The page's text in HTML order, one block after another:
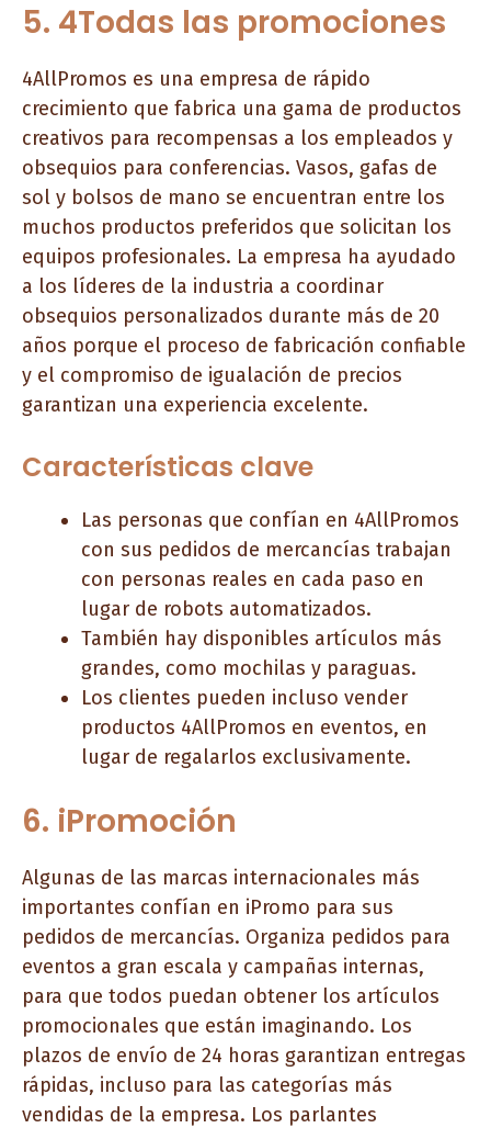
5. 4Todas las promociones
4AllPromos es una empresa de rápido
crecimiento que fabrica una gama de productos
creativos para recompensas a los empleados y
obsequios para conferencias. Vasos, gafas de
sol y bolsos de mano se encuentran entre los
muchos productos preferidos que solicitan los
equipos profesionales. La empresa ha ayudado
a los líderes de la industria a coordinar
obsequios personalizados durante más de 20
años porque el proceso de fabricación confiable
y el compromiso de igualación de precios
garantizan una experiencia excelente.
Características clave
Las personas que confían en 4AllPromos
con sus pedidos de mercancías trabajan
con personas reales en cada paso en
lugar de robots automatizados.
También hay disponibles artículos más
grandes, como mochilas y paraguas.
Los clientes pueden incluso vender
productos 4AllPromos en eventos, en
lugar de regalarlos exclusivamente.
6. iPromoción
Algunas de las marcas internacionales más
importantes confían en iPromo para sus
pedidos de mercancías. Organiza pedidos para
eventos a gran escala y campañas internas,
para que todos puedan obtener los artículos
promocionales que están imaginando. Los
plazos de envío de 24 horas garantizan entregas
rápidas, incluso para las categorías más
vendidas de la empresa. Los parlantes